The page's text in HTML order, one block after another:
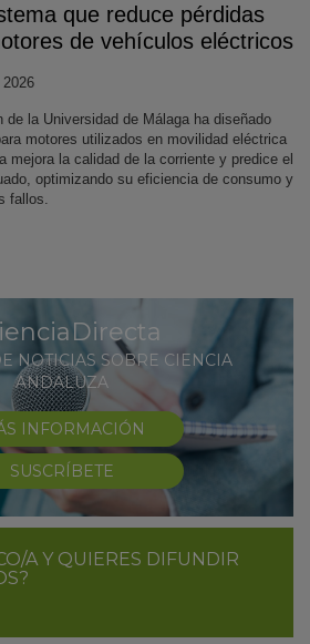
que reduce pérdidas
de vehículos eléctricos
de la Universidad de Málaga ha diseñado
motores utilizados en movilidad eléctrica
mejora la calidad de la corriente y predice el
optimizando su eficiencia de consumo y
fallos.
NOTICIAS SOBRE CIENCIA
ANDALUZA
INFORMACIÓN
SUSCRÍBETE
A Y QUIERES DIFUNDIR